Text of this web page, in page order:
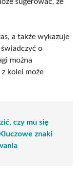
sugerować, że
a także wykazuje
o
można
kolei może
czy mu się
znaki